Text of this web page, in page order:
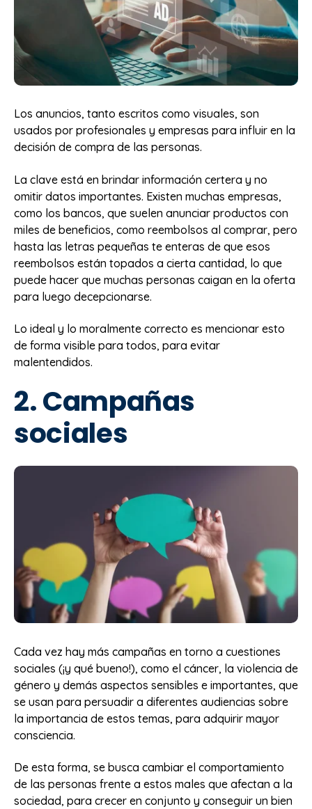
Los anuncios, tanto escritos como visuales, son
usados por profesionales y empresas para influir en la
decisión de compra de las personas.
La clave está en brindar información certera y no
omitir datos importantes. Existen muchas empresas,
como los bancos, que suelen anunciar productos con
miles de beneficios, como reembolsos al comprar, pero
hasta las letras pequeñas te enteras de que esos
reembolsos están topados a cierta cantidad, lo que
puede hacer que muchas personas caigan en la oferta
para luego decepcionarse.
Lo ideal y lo moralmente correcto es mencionar esto
de forma visible para todos, para evitar
malentendidos.
2. Campañas
sociales
Cada vez hay más campañas en torno a cuestiones
sociales (¡y qué bueno!), como el cáncer, la violencia de
género y demás aspectos sensibles e importantes, que
se usan para persuadir a diferentes audiencias sobre
la importancia de estos temas, para adquirir mayor
consciencia.
De esta forma, se busca cambiar el comportamiento
de las personas frente a estos males que afectan a la
sociedad, para crecer en conjunto y conseguir un bien